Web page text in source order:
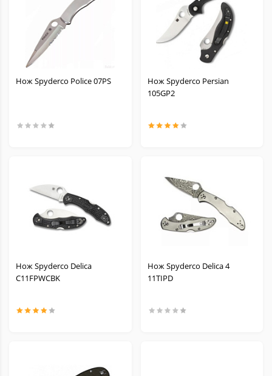
Нож Spyderco Police 07PS
Нож Spyderco Persian
105GP2
Нож Spyderco Delica
C11FPWCBK
Нож Spyderco Delica 4
11TIPD